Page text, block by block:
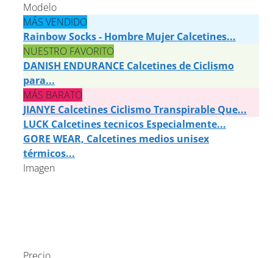
Modelo
MÁS VENDIDO
Rainbow Socks - Hombre Mujer Calcetines...
NUESTRO FAVORITO
DANISH ENDURANCE Calcetines de Ciclismo
para...
MÁS BARATO
JIANYE Calcetines Ciclismo Transpirable Que...
LUCK Calcetines tecnicos Especialmente...
GORE WEAR, Calcetines medios unisex
térmicos...
Imagen